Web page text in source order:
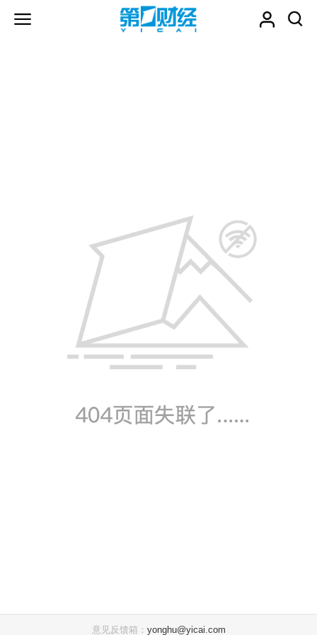
意见反馈箱： yonghu@yicai.com